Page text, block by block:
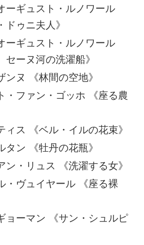
ーギュスト・ルノワール
ドゥニ夫人》
ーギュスト・ルノワール
セーヌ河の洗濯船》
ンヌ 《林間の空地》
・ファン・ゴッホ 《座る農
ィス 《ベル・イルの花束》
タン 《牡丹の花瓶》
ン・リュス 《洗濯する女》
・ヴュイヤール 《座る裸
ョーマン 《サン・シュルピ